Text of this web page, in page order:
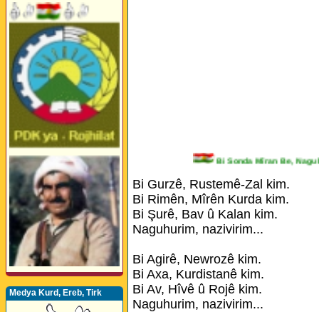
Medya Kurd, Ereb, Tirk
Bi Sonda Mîran Be,
Bi Gurzê, Rustemê-Zal kim.
Bi Rimên, Mîrên Kurda kim.
Bi Şurê, Bav û Kalan kim.
Naguhurim, nazivirim...
Bi Agirê, Newrozê kim.
Bi Axa, Kurdistanê kim.
Bi Av, Hîvê û Rojê kim.
Naguhurim, nazivirim...